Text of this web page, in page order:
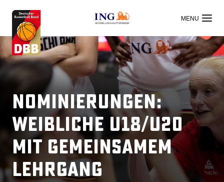
OFFIZIELLER HAUPTSPONSOR
Nominierungen:
Weibliche U18/U20
mit gemeinsamem
Lehrgang